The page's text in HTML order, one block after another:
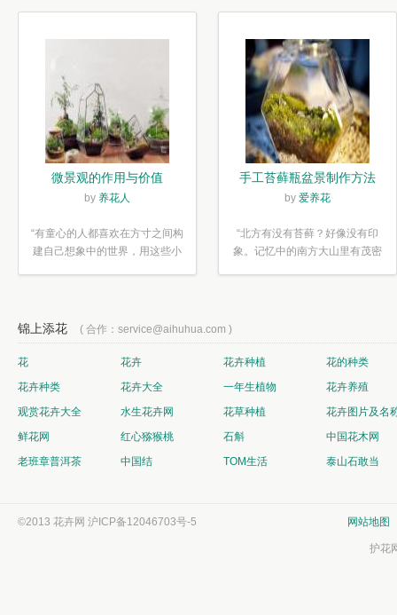
微景观的作用与价值
by 养花人
“有童心的人都喜欢在方寸之间构
建自己想象中的世界，用这些小
手工苔藓瓶盆景制作方法
by 爱养花
“北方有没有苔藓？好像没有印
象。记忆中的南方大山里有茂密
锦上添花 ( 合作：service@aihuhua.com )
花 花卉 花卉种植
花的种类
花卉种类
花卉大全 一年生植物
花卉养殖
观赏花卉大全
水生花卉网 花草种植
花卉图片及名
鲜花网
红心猕猴桃 石斛
中国花木网
老班章普洱茶
中国结 TOM生活 泰山石敢当
©2013 花卉网 沪ICP备12046703号-5 网站地图
护花